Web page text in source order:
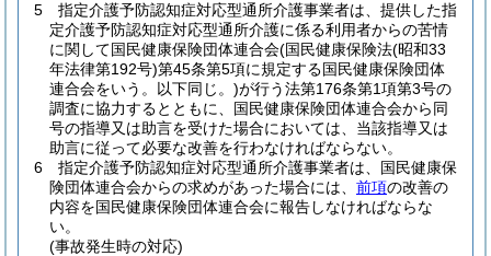
5
指定介護予防認知症対応型通所介護事業者は、提供した指
定介護予防認知症対応型通所介護に係る利用者からの苦情
に関して国民健康保険団体連合会(国民健康保険法(昭和33
年法律第192号)第45条第5項に規定する国民健康保険団体
連合会をいう。以下同じ。)が行う法第176条第1項第3号の
調査に協力するとともに、国民健康保険団体連合会から同
号の指導又は助言を受けた場合においては、当該指導又は
助言に従って必要な改善を行わなければならない。
6
指定介護予防認知症対応型通所介護事業者は、国民健康保
険団体連合会からの求めがあった場合には、 前項の改善の
内容を国民健康保険団体連合会に報告しなければならな
い。
(事故発生時の対応)